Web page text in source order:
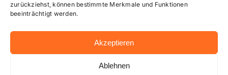
zurückziehst, können bestimmte Merkmale und Funktionen
beeinträchtigt werden.
Akzeptieren
Ablehnen
Mediendaten
© 2026 - Wiesbadenaktuell ...online besser informiert!